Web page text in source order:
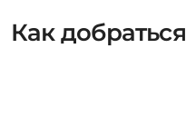
Как добраться